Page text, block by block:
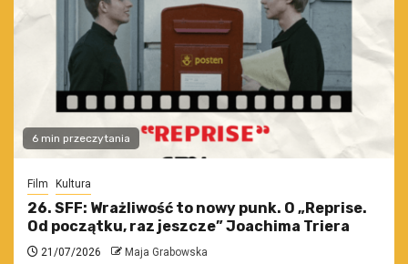
6 min przeczytania
Film Kultura
26. SFF: Wrażliwość to nowy punk. O „Reprise.
Od początku, raz jeszcze” Joachima Triera
21/07/2026 Maja Grabowska